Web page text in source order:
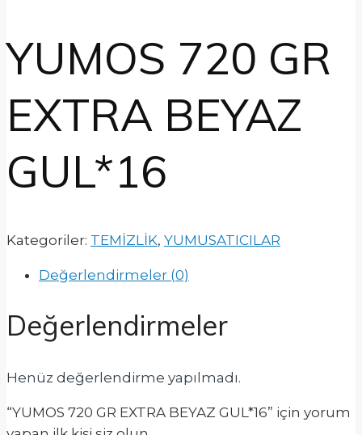
YUMOS 720 GR
EXTRA BEYAZ
GUL*16
Kategoriler: TEMİZLİK, YUMUSATICILAR
Değerlendirmeler (0)
Değerlendirmeler
Henüz değerlendirme yapılmadı.
“YUMOS 720 GR EXTRA BEYAZ GUL*16” için yorum